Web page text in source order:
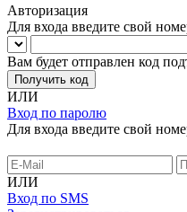
Авторизация
Для входа введите свой
Вам будет отправлен код
Получить код
ИЛИ
Вход по паролю
Для входа введите свой
ИЛИ
Вход по SMS